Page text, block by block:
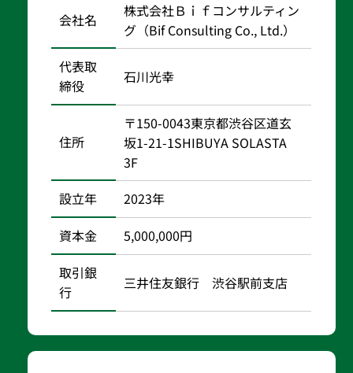
会社名
株式会社Ｂｉｆコンサルティン
グ（Bif Consulting Co., Ltd.）
代表取
締役
石川光幸
住所
〒150-0043東京都渋谷区道玄
坂1-21-1SHIBUYA SOLASTA
3F
設立年
2023年
資本金
5,000,000円
取引銀
行
三井住友銀行 渋谷駅前支店